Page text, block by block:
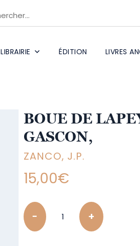
LIBRAIRIE ÉDITION LIVRES
BOUE DE
GASCON,
ZANCO, J.P.
15,00€
Quantity